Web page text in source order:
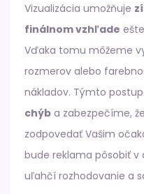
Vizualizácia umožňuje
finálnom vzhľade
Vďaka tomu môžeme
rozmerov alebo
nákladov. Týmto
chýb a zabezpečíme,
zodpovedať Vašim
bude reklama pôsobiť
uľahčí rozhodovanie a